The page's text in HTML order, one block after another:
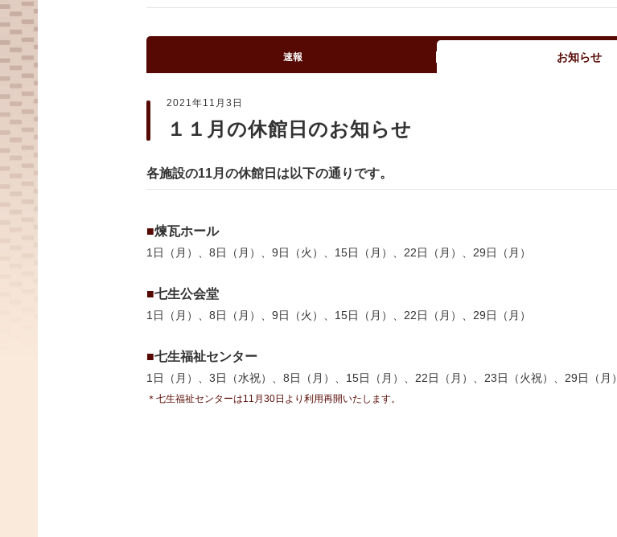
速報 お知らせ
2021年11月3日
１１月の休館日のお知らせ
各施設の11月の休館日は以下の通りです。
■煉瓦ホール
1日（月）、8日（月）、9日（火）、15日（月）、22日（月）、29日（月）
■七生公会堂
1日（月）、8日（月）、9日（火）、15日（月）、22日（月）、29日（月）
■七生福祉センター
1日（月）、3日（水祝）、8日（月）、15日（月）、22日（月）、23日（火祝）、29日（月）
＊七生福祉センターは11月30日より利用再開いたします。